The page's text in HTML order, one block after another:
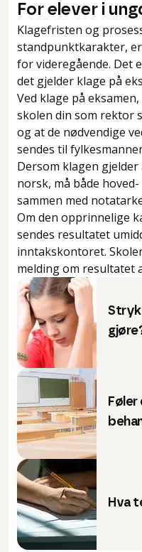
For elever i
Klagefristen og
standpunktkarakter,
for videregående. Det
det gjelder klage på
Ved klage på
skolen din som rektor
og at de nødvendige
sendes til
Dersom klagen
norsk, må både
sammen med
Om den opprinnelige
sendes resultatet
inntakskontoret.
melding om resultatet
Stryk
Hva